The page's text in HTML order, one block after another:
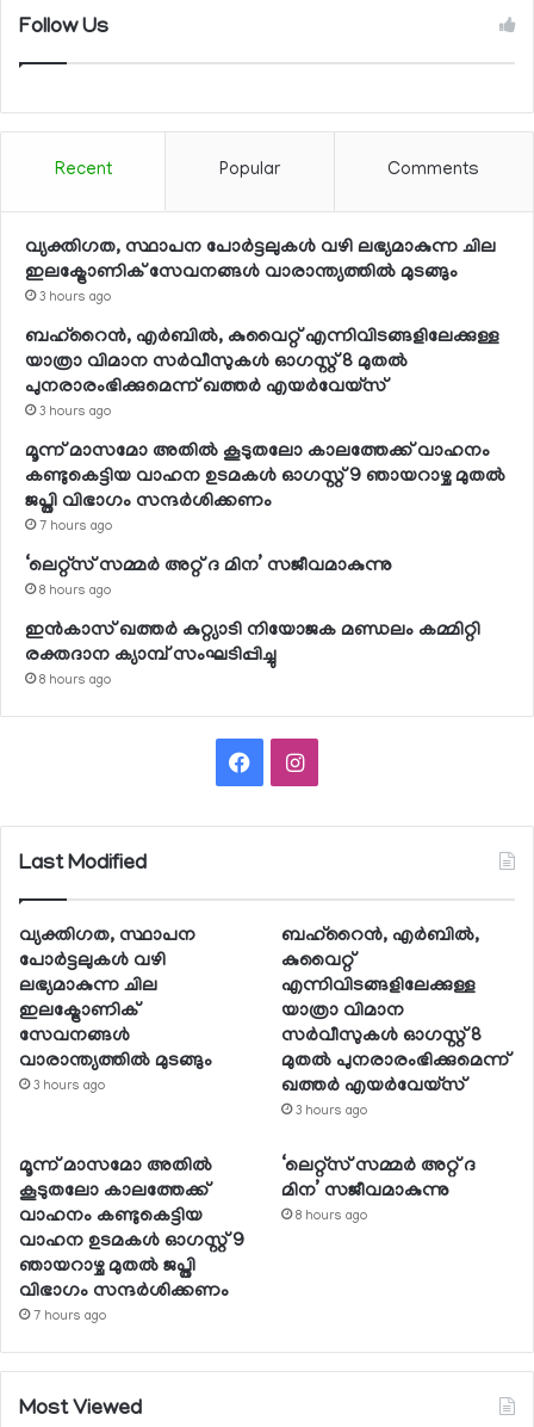
Follow Us
Recent Popular Comments
വ്യക്തിഗത, സ്ഥാപന പോര്‍ട്ടലുകള്‍ വഴി ലഭ്യമാകുന്ന ചില
ഇലക്ട്രോണിക് സേവനങ്ങള്‍ വാരാന്ത്യത്തില്‍ മുടങ്ങും
3 hours ago
ബഹ്റൈന്‍, എര്‍ബില്‍, കുവൈറ്റ് എന്നിവിടങ്ങളിലേക്കുള്ള
യാത്രാ വിമാന സര്‍വീസുകള്‍ ഓഗസ്റ്റ് 8 മുതല്‍
പുനരാരംഭിക്കുമെന്ന് ഖത്തര്‍ എയര്‍വേയ്സ്
3 hours ago
മൂന്ന് മാസമോ അതില്‍ കൂടുതലോ കാലത്തേക്ക് വാഹനം
കണ്ടുകെട്ടിയ വാഹന ഉടമകള്‍ ഓഗസ്റ്റ് 9 ഞായറാഴ്ച മുതല്‍
ജപ്തി വിഭാഗം സന്ദര്‍ശിക്കണം
7 hours ago
‘ലെറ്റ്‌സ് സമ്മര്‍ അറ്റ് ദ മിന’ സജീവമാകുന്നു
8 hours ago
ഇന്‍കാസ് ഖത്തര്‍ കുറ്റ്യാടി നിയോജക മണ്ഡലം കമ്മിറ്റി
രക്തദാന ക്യാമ്പ് സംഘടിപ്പിച്ചു
8 hours ago
FacebookInstagram
Last Modified
വ്യക്തിഗത, സ്ഥാപന
പോര്‍ട്ടലുകള്‍ വഴി
ലഭ്യമാകുന്ന ചില
ഇലക്ട്രോണിക്
സേവനങ്ങള്‍
വാരാന്ത്യത്തില്‍ മുടങ്ങും
3 hours ago
ബഹ്റൈന്‍, എര്‍ബില്‍,
കുവൈറ്റ്
എന്നിവിടങ്ങളിലേക്കുള്ള
യാത്രാ വിമാന
സര്‍വീസുകള്‍ ഓഗസ്റ്റ് 8
മുതല്‍ പുനരാരംഭിക്കുമെന്ന്
ഖത്തര്‍ എയര്‍വേയ്സ്
3 hours ago
മൂന്ന് മാസമോ അതില്‍
കൂടുതലോ കാലത്തേക്ക്
വാഹനം കണ്ടുകെട്ടിയ
വാഹന ഉടമകള്‍ ഓഗസ്റ്റ് 9
ഞായറാഴ്ച മുതല്‍ ജപ്തി
വിഭാഗം സന്ദര്‍ശിക്കണം
7 hours ago
‘ലെറ്റ്‌സ് സമ്മര്‍ അറ്റ് ദ
മിന’ സജീവമാകുന്നു
8 hours ago
Most Viewed